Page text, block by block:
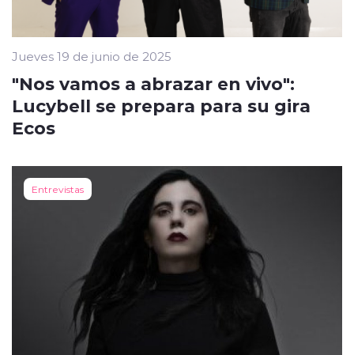
Jueves 19 de junio de 2025
"Nos vamos a abrazar en vivo":
Lucybell se prepara para su gira
Ecos
Entrevistas